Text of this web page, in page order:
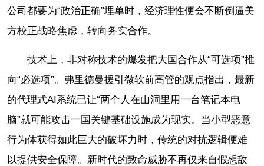
公司都要为“政治正确”埋单时，经济理性便会不断倒逼美
方校正战略焦虑，转向务实合作。
技术上，非对称技术的爆发把大国合作从“可选项”推
向“必选项”。弗里德曼援引微软前高管的观点指出，最新
的代理式AI系统已让“两个人在山洞里用一台笔记本电
脑”就可能攻击一国关键基础设施成为现实。当小型恶意
行为体获得如此巨大的破坏力时，传统的对抗逻辑便难
以提供安全保障。新时代的致命威胁不再仅来自假想敌